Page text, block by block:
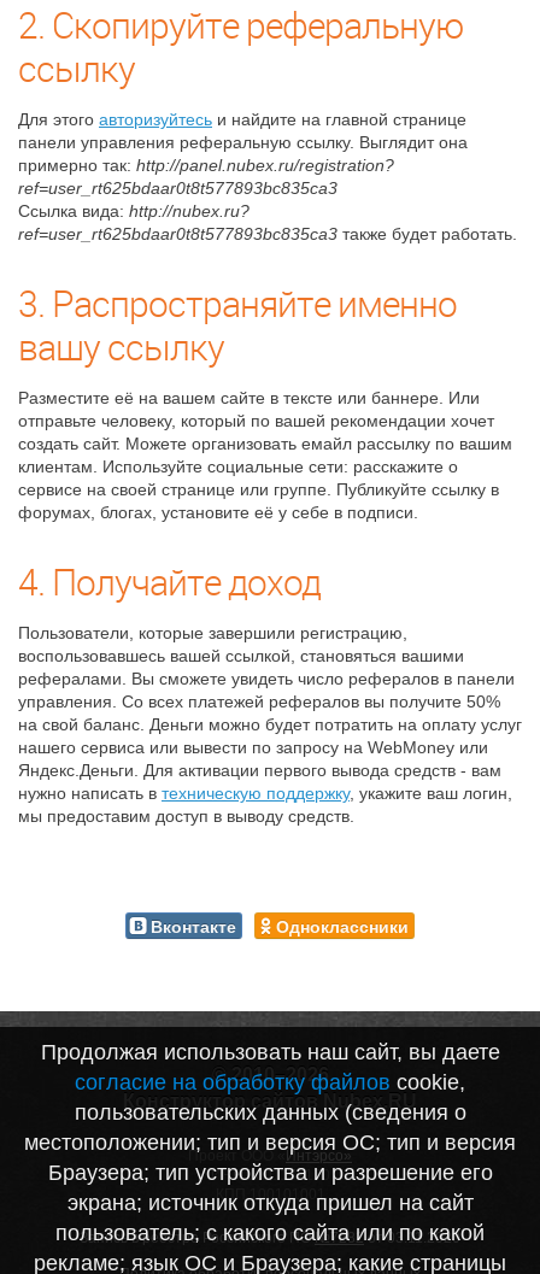
2. Скопируйте реферальную
ссылку
Для этого авторизуйтесь и найдите на главной странице
панели управления реферальную ссылку. Выглядит она
примерно так: http://panel.nubex.ru/registration?
ref=user_rt625bdaar0t8t577893bc835ca3
Ссылка вида: http://nubex.ru?
ref=user_rt625bdaar0t8t577893bc835ca3 также будет работать.
3. Распространяйте именно
вашу ссылку
Разместите её на вашем сайте в тексте или баннере. Или
отправьте человеку, который по вашей рекомендации хочет
создать сайт. Можете организовать емайл рассылку по вашим
клиентам. Используйте социальные сети: расскажите о
сервисе на своей странице или группе. Публикуйте ссылку в
форумах, блогах, установите её у себе в подписи.
4. Получайте доход
Пользователи, которые завершили регистрацию,
воспользовавшесь вашей ссылкой, становяться вашими
рефералами. Вы сможете увидеть число рефералов в панели
управления. Со всех платежей рефералов вы получите 50%
на свой баланс. Деньги можно будет потратить на оплату услуг
нашего сервиса или вывести по запросу на WebMoney или
Яндекс.Деньги. Для активации первого вывода средств - вам
нужно написать в техническую поддержку, укажите ваш логин,
мы предоставим доступ в выводу средств.
Вконтакте Одноклассники
© 2010–2026
Конструктор сайтов Nubex.RU
Проект ООО «
Интэрсо»
ИНН 1001172170
КПП 100101001
Запись в реестре Российского ПО№7282от 03.11.2020
Продолжая использовать наш сайт, вы даете
согласие на обработку файлов cookie,
пользовательских данных (сведения о
местоположении; тип и версия ОС; тип и версия
Браузера; тип устройства и разрешение его
экрана; источник откуда пришел на сайт
пользователь; с какого сайта или по какой
рекламе; язык ОС и Браузера; какие страницы